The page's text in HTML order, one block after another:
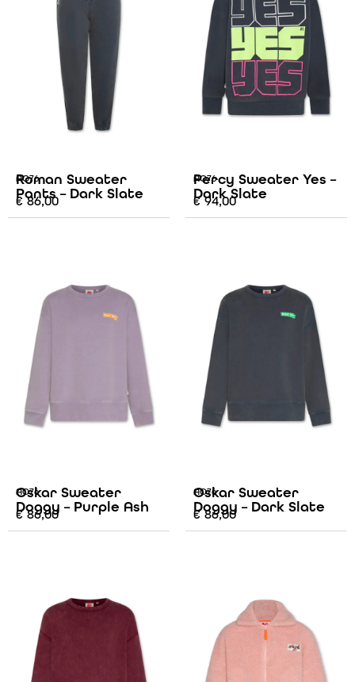
AO76
Roman Sweater
Pants – Dark Slate
€86,00
AO76
Percy Sweater Yes –
Dark Slate
€94,00
AO76
Oskar Sweater
Doggy – Purple Ash
€86,00
AO76
Oskar Sweater
Doggy – Dark Slate
€86,00